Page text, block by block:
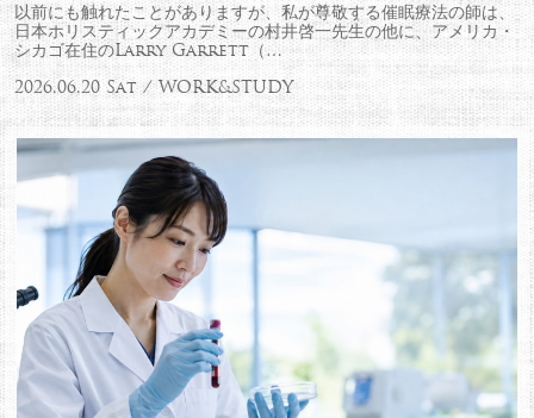
以前にも触れたことがありますが、私が尊敬する催眠療法の師は、
日本ホリスティックアカデミーの村井啓一先生の他に、アメリカ・
シカゴ在住のLarry Garrett（…
2026.06.20 Sat / WORK&STUDY